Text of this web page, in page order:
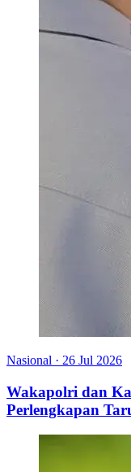
Nasional · 26 Jul 2026
Wakapolri dan
Perlengkapan